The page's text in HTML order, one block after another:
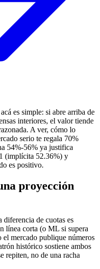
es simple: si abre arriba de
interiores, el valor tiende
A ver, cómo lo
serio te regala 70%
54%-56% ya justifica
(implícita 52.36%) y
es positivo.
proyección
de cuotas es
línea corta (o ML si supera
el mercado publique números
histórico sostiene ambos
repiten, no de una racha